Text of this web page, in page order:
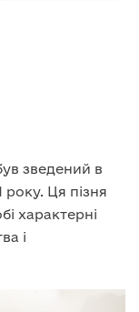
зведений в
року. Ця пізня
характерні
і